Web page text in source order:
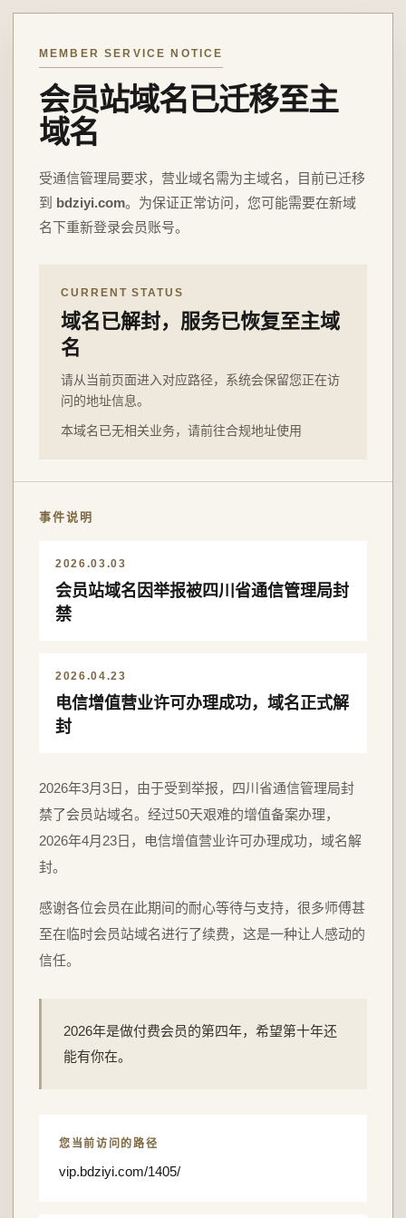
MEMBER SERVICE NOTICE
会员站域名已迁移至主
域名
受通信管理局要求，营业域名需为主域名，目前已迁移
到 bdziyi.com。为保证正常访问，您可能需要在新域
名下重新登录会员账号。
CURRENT STATUS
域名已解封，服务已恢复至主域
名
请从当前页面进入对应路径，系统会保留您正在访
问的地址信息。
本域名已无相关业务，请前往合规地址使用
事件说明
2026.03.03
会员站域名因举报被四川省通信管理局封
禁
2026.04.23
电信增值营业许可办理成功，域名正式解
封
2026年3月3日，由于受到举报，四川省通信管理局封
禁了会员站域名。经过50天艰难的增值备案办理，
2026年4月23日，电信增值营业许可办理成功，域名解
封。
感谢各位会员在此期间的耐心等待与支持，很多师傅甚
至在临时会员站域名进行了续费，这是一种让人感动的
信任。
2026年是做付费会员的第四年，希望第十年还
能有你在。
您当前访问的路径
vip.bdziyi.com/1405/